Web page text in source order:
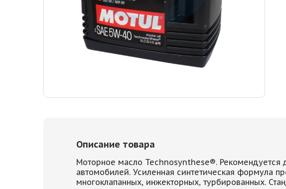
Описание товара
Моторное масло Technosynthese®. Рекомендуется
автомобилей. Усиленная синтетическая формула
многоклапанных, инжекторных, турбированных.